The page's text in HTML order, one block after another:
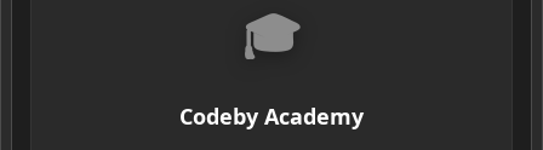
🎓
Codeby Academy